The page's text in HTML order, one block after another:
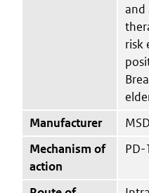
and
risk
Manufacturer
MSD
Mechanism of
action